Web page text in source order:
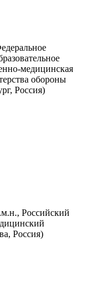
медицинская
обороны
Россия)
Российский
Россия)